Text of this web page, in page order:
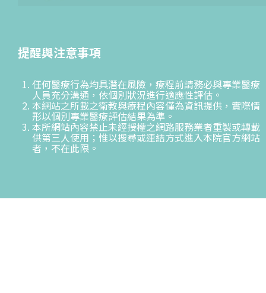
提醒與注意事項
任何醫療行為均具潛在風險，療程前請務必與專業醫療
人員充分溝通，依個別狀況進行適應性評估。
本網站之所載之衛教與療程內容僅為資訊提供，實際情
形以個別專業醫療評估結果為準。
本所網站內容禁止未經授權之網路服務業者重製或轉載
供第三人使用；惟以搜尋或連結方式進入本院官方網站
者，不在此限。